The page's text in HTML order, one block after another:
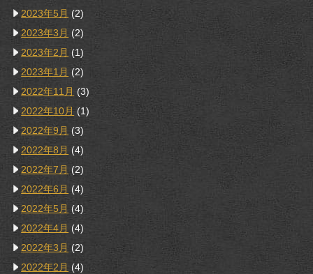
2023年5月 (2)
2023年3月 (2)
2023年2月 (1)
2023年1月 (2)
2022年11月 (3)
2022年10月 (1)
2022年9月 (3)
2022年8月 (4)
2022年7月 (2)
2022年6月 (4)
2022年5月 (4)
2022年4月 (4)
2022年3月 (2)
2022年2月 (4)